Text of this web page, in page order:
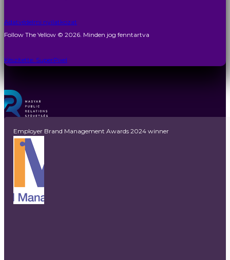
Adatvédelmi nyilatkozat
Follow The Yellow © 2026. Minden jog fenntartva
Készítette: SuperPixel
Employer Brand Management Awards 2024 winner